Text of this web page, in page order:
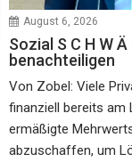
August 6, 2026
Sozial S C H W Ä
benachteiligen
Von Zobel: Viele
finanziell bereits am
ermäßigte
abzuschaffen, um